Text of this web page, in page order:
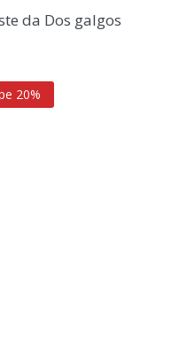
da Dos galgos
20%